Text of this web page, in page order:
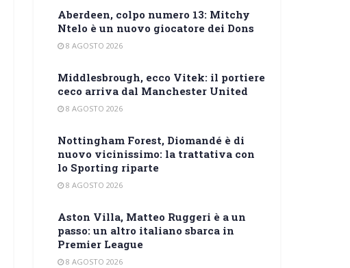
Aberdeen, colpo numero 13: Mitchy
Ntelo è un nuovo giocatore dei Dons
8 AGOSTO 2026
Middlesbrough, ecco Vitek: il portiere
ceco arriva dal Manchester United
8 AGOSTO 2026
Nottingham Forest, Diomandé è di
nuovo vicinissimo: la trattativa con
lo Sporting riparte
8 AGOSTO 2026
Aston Villa, Matteo Ruggeri è a un
passo: un altro italiano sbarca in
Premier League
8 AGOSTO 2026